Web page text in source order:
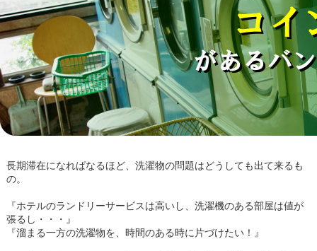
長期滞在になればなるほど、洗濯物の問題はどうしても出て来るも
の。
『ホテルのランドリーサービスは高いし、洗濯機のある部屋は値が
張るし・・・』
『溜まる一方の洗濯物を、時間のある時に片づけたい！』